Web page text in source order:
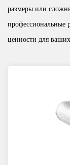
размеры или
профессиональные
ценности для